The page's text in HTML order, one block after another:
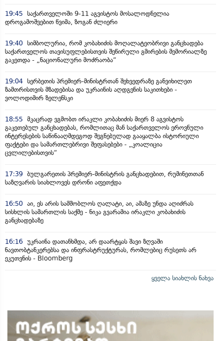
19:45 საქართველოში 9-11 აგვისტოს მოსალოდნელია
დროგამოშვებით წვიმა, ზოგან ძლიერი
19:40 სიმბოლურია, რომ კობახიძის მოღალატეობრივი განცხადება
საქართველოს თავისუფლებისთვის შეწირული გმირების მემორიალზე
გაკეთდა - „ნაციონალური მოძრაობა“
19:04 სერბეთის პრემიერ-მინისტრთან შეხვედრაზე განვიხილეთ
ზამთრისთვის მზადებისა და უკრაინის აღდგენის საკითხები -
ვოლოდიმირ ზელენსკი
18:55 მკაცრად ვგმობთ ირაკლი კობახიძის მიერ 8 აგვისტოს
გაკეთებულ განცხადებას, რომლითაც მან საქართველოს ეროვნული
ინტერესების საწინააღმდეგოდ შეგნებულად გააყალბა ისტორიული
ფაქტები და სამართლებრივი შეფასებები - „კოალიცია
ცვლილებისთვის“
17:39 ბულგარეთის პრემიერ-მინისტრის განცხადებით, რუმინეთთან
საზღვარის სიახლოვეს დრონი აფეთქდა
16:50 აი, ეს არის სამშობლოს ღალატი, აი, ამაზე უნდა აღიძრას
სისხლის სამართლის საქმე - ნიკა გვარამია ირაკლი კობახიძის
განცხადებაზე
16:16 უკრაინა დათანხმდა, არ დაარტყას შავი ზღვაში
ნავთობტანკერებსა და ინფრასტრუქტურას, რომლებიც რუსეთს არ
ეკუთვნის - Bloomberg
ყველა სიახლის ნახვა